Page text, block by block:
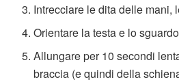
Intrecciare le dita delle mani,
Orientare la testa e lo
Allungare per 10 secondi
braccia (e quindi della